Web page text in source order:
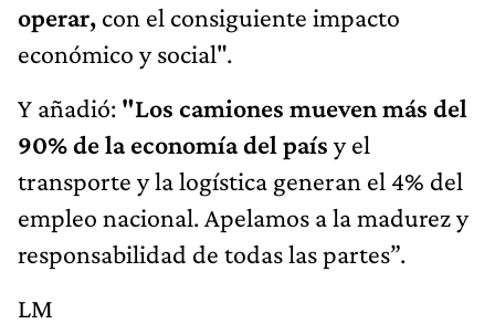
operar, con el consiguiente impacto
económico y social".
Y añadió: "Los camiones mueven más del
90% de la economía del país y el
transporte y la logística generan el 4% del
empleo nacional. Apelamos a la madurez y
responsabilidad de todas las partes”.
LM